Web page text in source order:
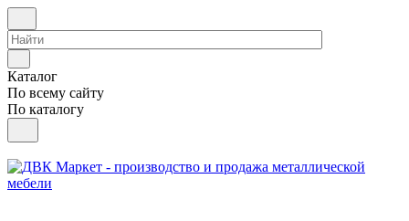
Каталог
По всему сайту
По каталогу